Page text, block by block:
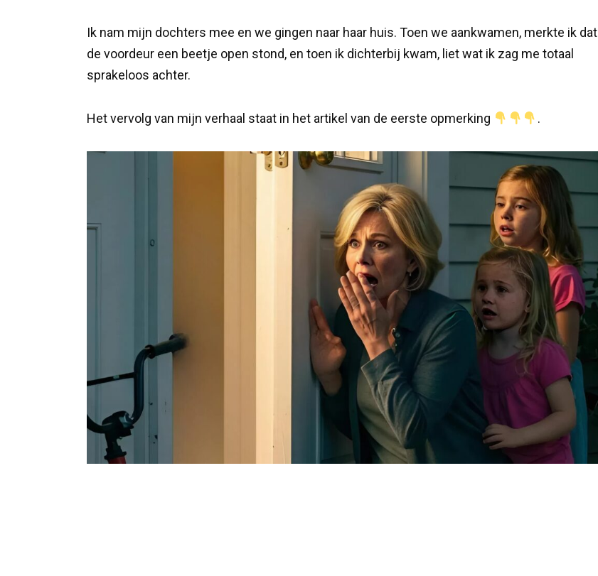
Ik nam mijn dochters mee en we gingen naar haar huis. Toen we aankwamen, merkte ik dat
de voordeur een beetje open stond, en toen ik dichterbij kwam, liet wat ik zag me totaal
sprakeloos achter.
Het vervolg van mijn verhaal staat in het artikel van de eerste opmerking .